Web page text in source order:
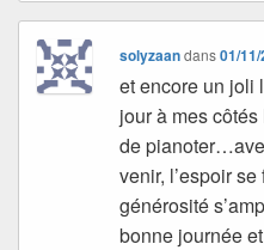
solyzaandans01/
et encore un joli
jour à mes
de
venir, l’espoir
générosité
bonne journée